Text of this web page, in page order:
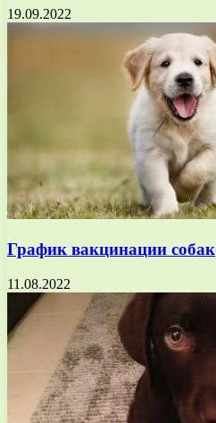
19.09.2022
График вакцинации собак
11.08.2022